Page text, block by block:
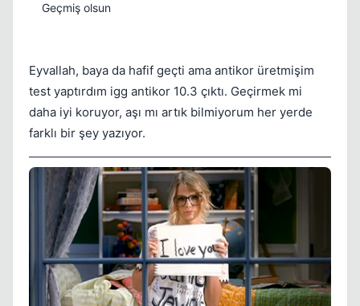
Geçmiş olsun
Eyvallah, baya da hafif geçti ama antikor üretmişim
test yaptırdım igg antikor 10.3 çıktı. Geçirmek mi
daha iyi koruyor, aşı mı artık bilmiyorum her yerde
farklı bir şey yazıyor.